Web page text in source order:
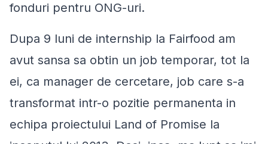
fonduri pentru ONG-uri.
Dupa 9 luni de internship la Fairfood am
avut sansa sa obtin un job temporar, tot la
ei, ca manager de cercetare, job care s-a
transformat intr-o pozitie permanenta in
echipa proiectului Land of Promise la